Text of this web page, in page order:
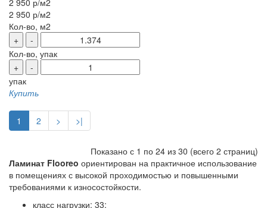
2 950 р/м2
2 950 р/м2
Кол-во, м2
+
-
Кол-во, упак
+
-
упак
Купить
1 2 > >|
Показано с 1 по 24 из 30 (всего 2 страниц)
Ламинат Flooreo ориентирован на практичное использование
в помещениях с высокой проходимостью и повышенными
требованиями к износостойкости.
класс нагрузки: 33;